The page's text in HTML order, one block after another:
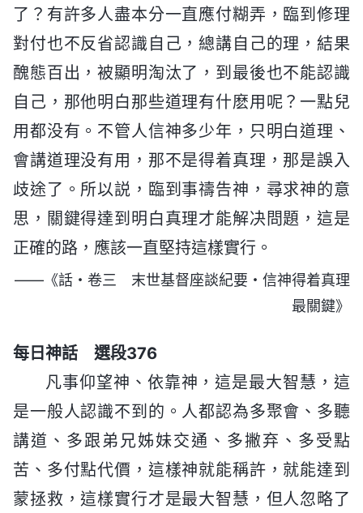
了？有許多人盡本分一直應付糊弄，臨到修理
對付也不反省認識自己，總講自己的理，結果
醜態百出，被顯明淘汰了，到最後也不能認識
自己，那他明白那些道理有什麽用呢？一點兒
用都没有。不管人信神多少年，只明白道理、
會講道理没有用，那不是得着真理，那是誤入
歧途了。所以説，臨到事禱告神，尋求神的意
思，關鍵得達到明白真理才能解决問題，這是
正確的路，應該一直堅持這樣實行。
——《話・卷三 末世基督座談紀要・信神得着真理
最關鍵》
每日神話 選段376
凡事仰望神、依靠神，這是最大智慧，這
是一般人認識不到的。人都認為多聚會、多聽
講道、多跟弟兄姊妹交通、多撇弃、多受點
苦、多付點代價，這樣神就能稱許，就能達到
蒙拯救，這樣實行才是最大智慧，但人忽略了